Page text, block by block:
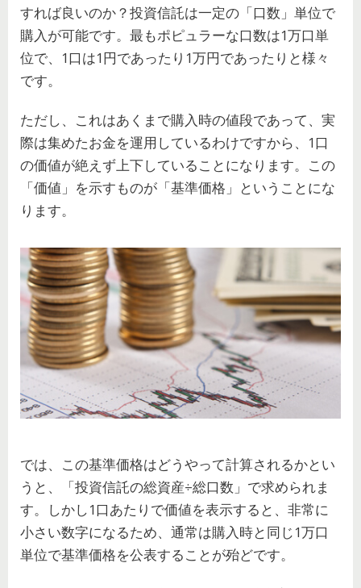
すれば良いのか？投資信託は一定の「口数」単位で
購入が可能です。最もポピュラーな口数は1万口単
位で、1口は1円であったり1万円であったりと様々
です。
ただし、これはあくまで購入時の値段であって、実
際は集めたお金を運用しているわけですから、1口
の価値が絶えず上下していることになります。この
「価値」を示すものが「基準価格」ということにな
ります。
では、この基準価格はどうやって計算されるかとい
うと、「投資信託の総資産÷総口数」で求められま
す。しかし1口あたりで価値を表示すると、非常に
小さい数字になるため、通常は購入時と同じ1万口
単位で基準価格を公表することが殆どです。